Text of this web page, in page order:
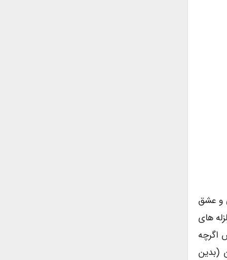
و عشق
های
اگرچه
(بدین